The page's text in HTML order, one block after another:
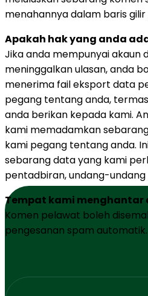
menahannya dalam baris gilir
Apakah hak yang anda
Jika anda mempunyai akaun
meninggalkan ulasan, anda
menerima fail eksport data
pegang tentang anda,
anda berikan kepada kami.
kami memadamkan
kami pegang tentang anda.
sebarang data yang kami
pentadbiran, undang-
Tempat kami menghantar
Komen pelawat boleh
pengesanan spam automatik.